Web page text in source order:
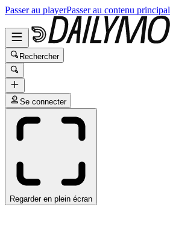
Passer au playerPasser au contenu principal
Rechercher
Se connecter
Regarder en plein écran